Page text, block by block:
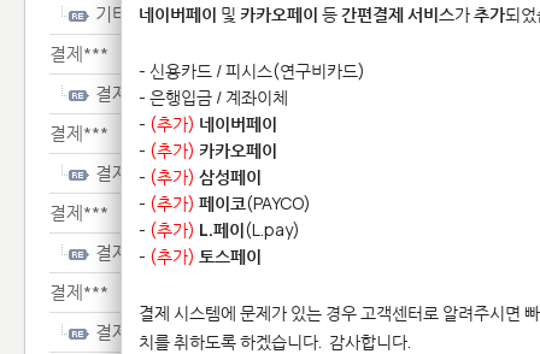
기타**************
결제***
결제***
결제***
결제***
결제***
결제***
결제***
결제***
네이버페이 및 카카오페이 등간편결제 서비스가추가되
- 신용카드 / 피시스(연구비카드)
- 은행입금 / 계좌이체
- (추가) 네이버페이
- (추가) 카카오페이
- (추가) 삼성페이
- (추가) 페이코(PAYCO)
- (추가) L.페이(L.pay)
- (추가) 토스페이
결제 시스템에 문제가 있는 경우 고객센터로 알려주시면
치를 취하도록 하겠습니다. 감사합니다.